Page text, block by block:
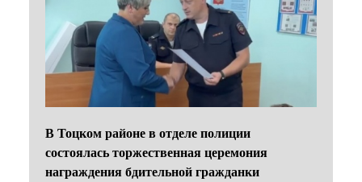
В Тоцком районе в отделе полиции
состоялась торжественная церемония
награждения бдительной гражданки